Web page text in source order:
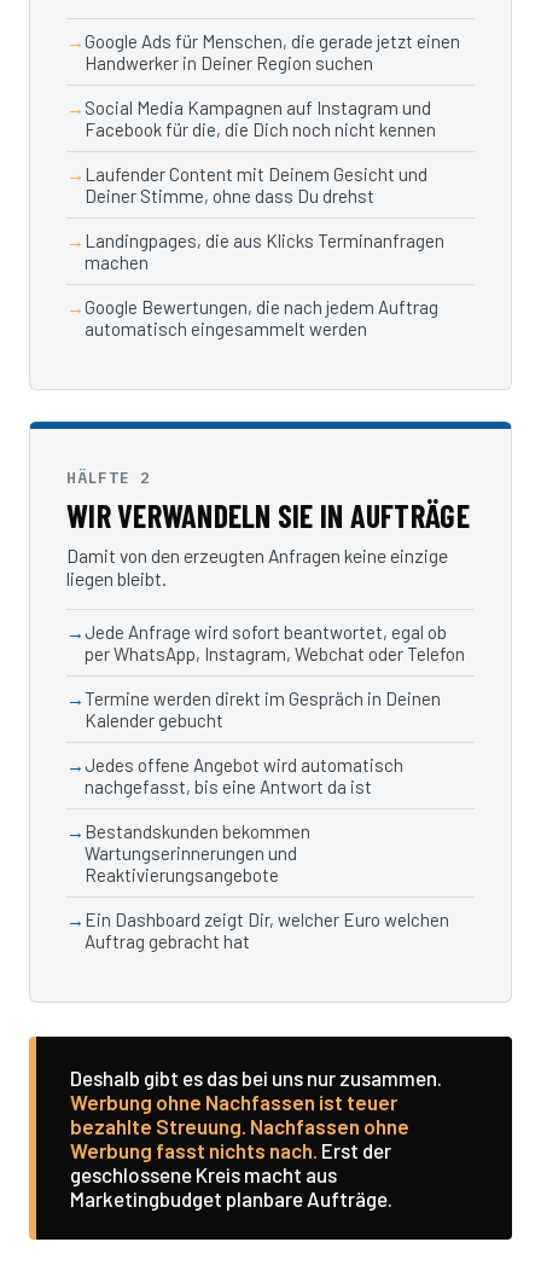
Google Ads für Menschen, die gerade jetzt einen
Handwerker in Deiner Region suchen
Social Media Kampagnen auf Instagram und
Facebook für die, die Dich noch nicht kennen
Laufender Content mit Deinem Gesicht und
Deiner Stimme, ohne dass Du drehst
Landingpages, die aus Klicks Terminanfragen
machen
Google Bewertungen, die nach jedem Auftrag
automatisch eingesammelt werden
HÄLFTE 2
WIR VERWANDELN SIE IN AUFTRÄGE
Damit von den erzeugten Anfragen keine einzige
liegen bleibt.
Jede Anfrage wird sofort beantwortet, egal ob
per WhatsApp, Instagram, Webchat oder Telefon
Termine werden direkt im Gespräch in Deinen
Kalender gebucht
Jedes offene Angebot wird automatisch
nachgefasst, bis eine Antwort da ist
Bestandskunden bekommen
Wartungserinnerungen und
Reaktivierungsangebote
Ein Dashboard zeigt Dir, welcher Euro welchen
Auftrag gebracht hat
Deshalb gibt es das bei uns nur zusammen.
Werbung ohne Nachfassen ist teuer
bezahlte Streuung. Nachfassen ohne
Werbung fasst nichts nach. Erst der
geschlossene Kreis macht aus
Marketingbudget planbare Aufträge.